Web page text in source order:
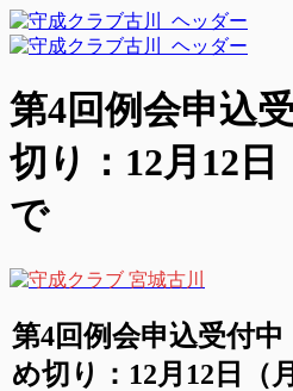
第4回例会申込
切り：12月12日
で
第4回例会申込受付中
め切り：12月12日（月